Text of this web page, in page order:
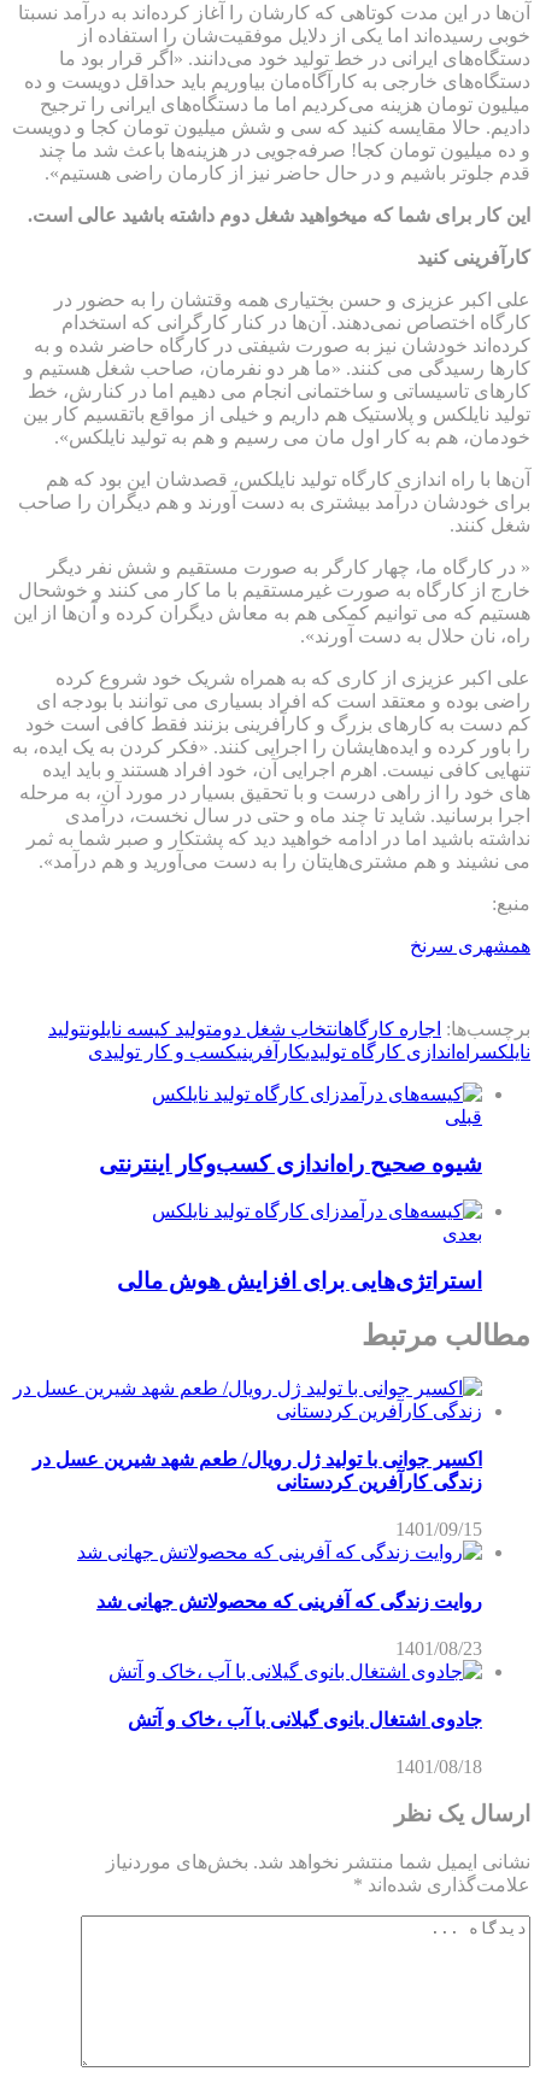
آن‌ها در این مدت کوتاهی که کارشان را آغاز کرده‌اند به درآمد نسبتا
خوبی رسیده‌اند اما یکی از دلایل موفقیت‌شان را استفاده از
دستگاه‌های ایرانی در خط تولید خود می‌دانند. «اگر قرار بود ما
دستگاه‌های خارجی به کارآگاه‌مان بیاوریم باید حداقل دویست و ده
میلیون تومان هزینه می‌کردیم اما ما دستگاه‌های ایرانی را ترجیح
دادیم. حالا مقایسه کنید که سی و شش میلیون تومان کجا و دویست
و ده میلیون تومان کجا! صرفه‌جویی در هزینه‌ها باعث شد ما چند
قدم جلوتر باشیم و در حال حاضر نیز از کارمان راضی هستیم».
این کار برای شما که میخواهید شغل دوم داشته باشید عالی است.
کارآفرینی کنید
علی اکبر عزیزی و حسن بختیاری همه وقتشان را به حضور در
کارگاه اختصاص نمی‌دهند. آن‌ها در کنار کارگرانی که استخدام
کرده‌اند خودشان نیز به صورت شیفتی در کارگاه حاضر شده و به
کارها رسیدگی می کنند. «ما هر دو نفرمان، صاحب شغل هستیم و
کارهای تاسیساتی و ساختمانی انجام می دهیم اما در کنارش، خط
تولید نایلکس و پلاستیک هم داریم و خیلی از مواقع باتقسیم کار بین
خودمان، هم به کار اول مان می رسیم و هم به تولید نایلکس».
آ‌ن‌ها با راه اندازی کارگاه تولید نایلکس، قصدشان این بود که هم
برای خودشان درآمد بیشتری به دست آورند و هم دیگران را صاحب
شغل کنند.
« در کارگاه ما، چهار کارگر به صورت مستقیم و شش نفر دیگر
خارج از کارگاه به صورت غیرمستقیم با ما کار می کنند و خوشحال
هستیم که می توانیم کمکی هم به معاش دیگران کرده و آن‌ها از این
راه، نان حلال به دست آورند».
علی اکبر عزیزی از کاری که به همراه شریک خود شروع کرده
راضی بوده و معتقد است که افراد بسیاری می توانند با بودجه ای
کم دست به کارهای بزرگ و کارآفرینی بزنند فقط کافی است خود
را باور کرده و ایده‌هایشان را اجرایی کنند. «فکر کردن به یک ایده، به
تنهایی کافی نیست. اهرم اجرایی آن، خود افراد هستند و باید ایده
های خود را از راهی درست و با تحقیق بسیار در مورد آن، به مرحله
اجرا برسانید. شاید تا چند ماه و حتی در سال نخست، درآمدی
نداشته باشید اما در ادامه خواهید دید که پشتکار و صبر شما به ثمر
می نشیند و هم مشتری‌هایتان را به دست می‌آورید و هم درآمد».
منبع:
همشهری سرنخ
برچسب‌ها: اجاره کارگاهانتخاب شغل دومتولید کیسه نایلونتولید
نایلکسراه‌اندازی کارگاه تولیدیکارآفرینیکسب و کار تولیدی
قبلی
شیوه صحیح راه‌اندازی کسب‌و‌کار اینترنتی
بعدی
استراتژی‌هایی برای افزایش هوش مالی
مطالب مرتبط
اکسیر جوانی با تولید ژل رویال/ طعم شهد شیرین عسل‌ در
زندگی کارآفرین کردستانی
1401/09/15
روایت زندگی که آفرینی که محصولاتش جهانی شد
1401/08/23
جادوی اشتغال بانوی گیلانی با آب ،خاک و آتش
1401/08/18
ارسال یک نظر
نشانی ایمیل شما منتشر نخواهد شد. بخش‌های موردنیاز
علامت‌گذاری شده‌اند *